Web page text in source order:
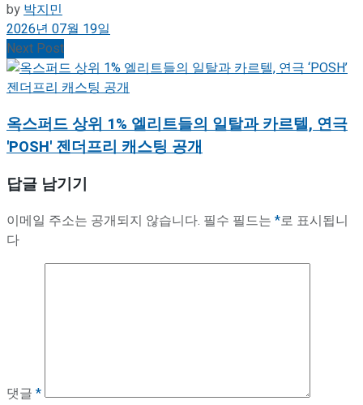
by박지민
2026년 07월 19일
Next Post
옥스퍼드 상위 1% 엘리트들의 일탈과 카르텔, 연극
'POSH' 젠더프리 캐스팅 공개
답글 남기기
이메일 주소는 공개되지 않습니다. 필수 필드는 *로 표시됩니
다
댓글 *